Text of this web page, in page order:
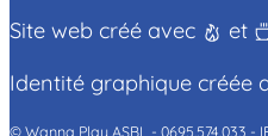
Site web créé avec
et
Identité graphique créée
© Wanna Play ASBL - 0695.574.033 -